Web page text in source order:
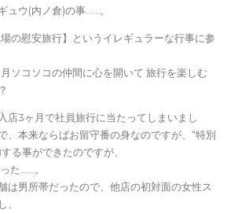
ュウ(内ノ倉)の事……。
の慰安旅行】というイレギュラーな行事に参
ソコソコの仲間に心を開いて 旅行を楽しむ
店3ヶ月で社員旅行に当たってしまいまし
、本来ならばお留守番の身なのですが、“特別
る事ができたのですが、
た……。
は男所帯だったので、他店の初対面の女性ス
、